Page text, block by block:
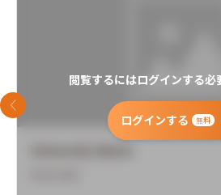
閲覧するにはログインする必
ログインする 無料
前のスライド